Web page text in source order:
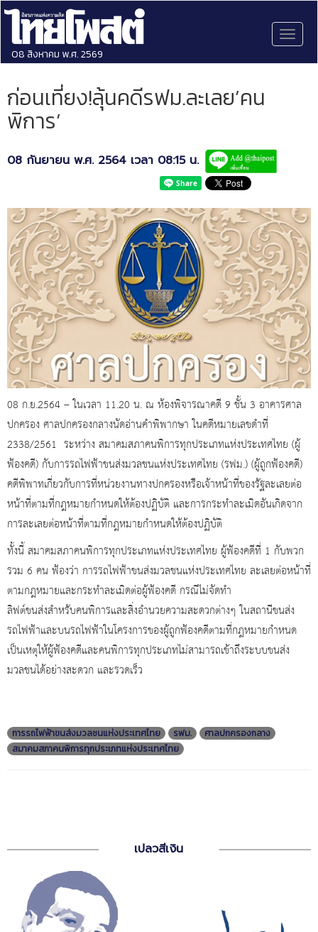
08 สิงหาคม พ.ศ. 2569
ก่อนเที่ยง!ลุ้นคดีรฟม.ละเลย’คน
พิการ’
08 กันยายน พ.ศ. 2564 เวลา 08:15 น.
08 ก.ย.2564 – ในเวลา 11.20 น. ณ ห้องพิจารณาคดี 9 ชั้น 3 อาคารศาล
ปกครอง ศาลปกครองกลางนัดอ่านคำพิพากษา ในคดีหมายเลขดำที่
2338/2561 ระหว่าง สมาคมสภาคนพิการทุกประเภทแห่งประเทศไทย (ผู้
ฟ้องคดี) กับการรถไฟฟ้าขนส่งมวลชนแห่งประเทศไทย (รฟม.) (ผู้ถูกฟ้องคดี)
คดีพิพาทเกี่ยวกับการที่หน่วยงานทางปกครองหรือเจ้าหน้าที่ของรัฐละเลยต่อ
หน้าที่ตามที่กฎหมายกำหนดให้ต้องปฏิบัติ และการกระทำละเมิดอันเกิดจาก
การละเลยต่อหน้าที่ตามที่กฎหมายกำหนดให้ต้องปฏิบัติ
ทั้งนี้ สมาคมสภาคนพิการทุกประเภทแห่งประเทศไทย ผู้ฟ้องคดีที่ 1 กับพวก
รวม 6 คน ฟ้องว่า การรถไฟฟ้าขนส่งมวลชนแห่งประเทศไทย ละเลยต่อหน้าที่
ตามกฎหมายและกระทำละเมิดต่อผู้ฟ้องคดี กรณีไม่จัดทำ
ลิฟต์ขนส่งสำหรับคนพิการและสิ่งอำนวยความสะดวกต่างๆ ในสถานีขนส่ง
รถไฟฟ้าและบนรถไฟฟ้าในโครงการของผู้ถูกฟ้องคดีตามที่กฎหมายกำหนด
เป็นเหตุให้ผู้ฟ้องคดีและคนพิการทุกประเภทไม่สามารถเข้าถึงระบบขนส่ง
มวลชนได้อย่างสะดวก และรวดเร็ว
การรถไฟฟ้าขนส่งมวลชนแห่งประเทศไทย รฟม.
ศาลปกครองกลาง
สมาคมสภาคนพิการทุกประเภทแห่งประเทศไทย
เปลวสีเงิน